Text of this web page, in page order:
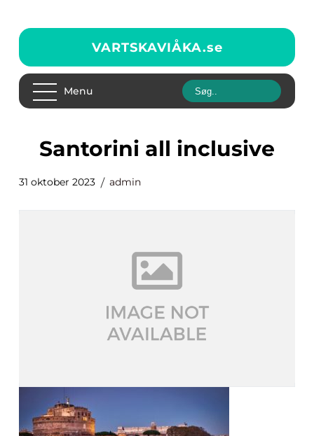
VARTSKAVIÅKA.se
Menu
santorini all inclusive
31 oktober 2023 admin